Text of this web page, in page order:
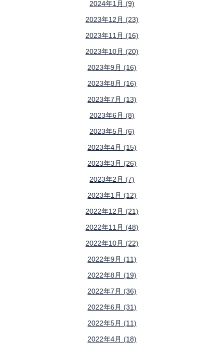
2024年1月 (9)
2023年12月 (23)
2023年11月 (16)
2023年10月 (20)
2023年9月 (16)
2023年8月 (16)
2023年7月 (13)
2023年6月 (8)
2023年5月 (6)
2023年4月 (15)
2023年3月 (26)
2023年2月 (7)
2023年1月 (12)
2022年12月 (21)
2022年11月 (48)
2022年10月 (22)
2022年9月 (11)
2022年8月 (19)
2022年7月 (36)
2022年6月 (31)
2022年5月 (11)
2022年4月 (18)